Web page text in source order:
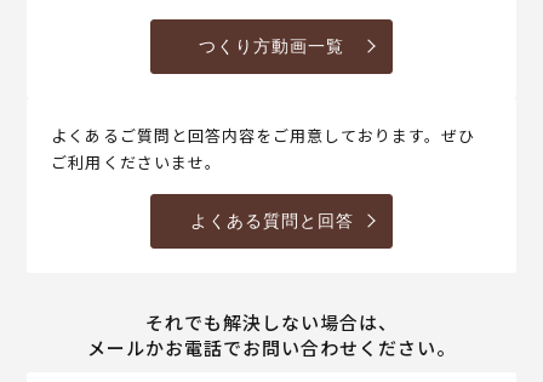
つくり方動画一覧
よくあるご質問と回答内容をご用意しております。ぜひ
ご利用くださいませ。
よくある質問と回答
それでも解決しない場合は、
メールかお電話でお問い合わせください。